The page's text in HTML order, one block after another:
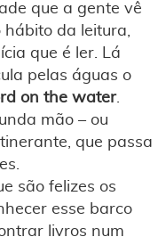
que a gente vê
da leitura,
que é ler. Lá
pelas águas o
on the water.
mão – ou
que passa
são felizes os
esse barco
livros num